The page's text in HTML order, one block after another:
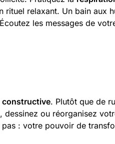
relaxant. Un bain aux
les messages de
constructive. Plutôt que de
ou réorganisez
: votre pouvoir de